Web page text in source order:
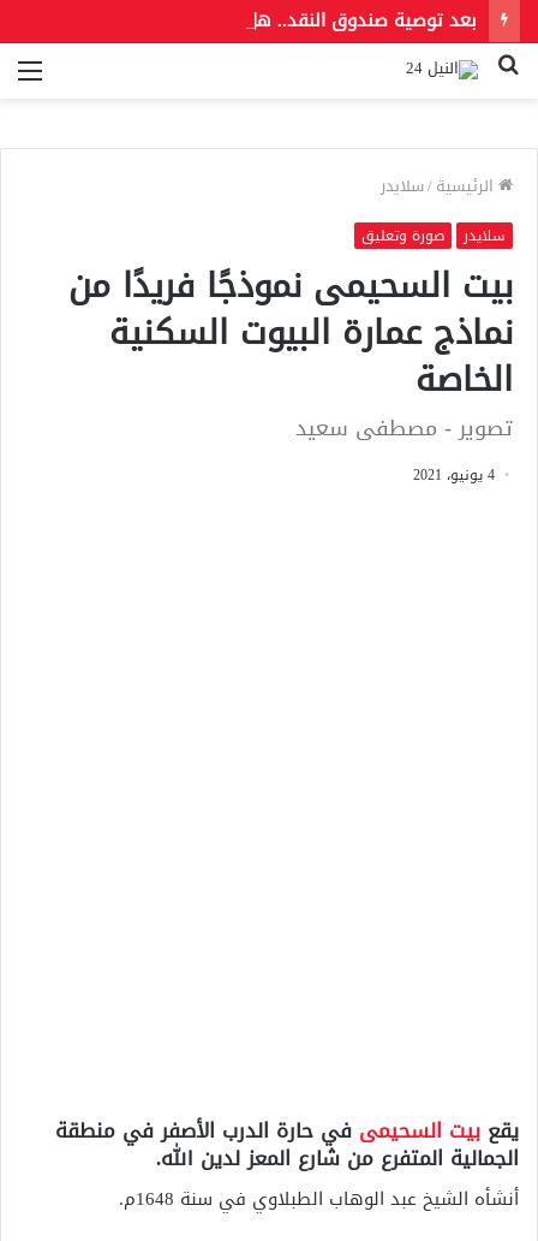
بحث
الرئيسية/سلايدر
سلايدر صورة وتعليق
بيت السحيمى نموذجًا فريدًا من
نماذج عمارة البيوت السكنية
الخاصة
تصوير - مصطفى سعيد
4 يونيو، 2021
يقع بيت السحيمى في حارة الدرب الأصفر في منطقة
الجمالية المتفرع من شارع المعز لدين الله.
أنشأه الشيخ عبد الوهاب الطبلاوي في سنة 1648م.